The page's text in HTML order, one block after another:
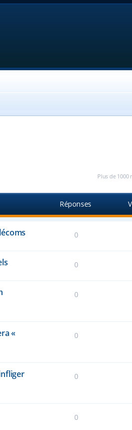
un nouvel onglet)
Plus de
Réponses
0
0
0
«
0
0
0